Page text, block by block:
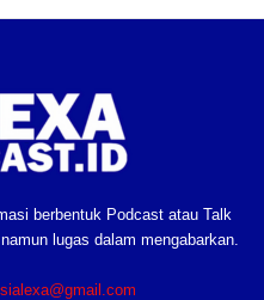
berbentuk Podcast atau Talk
lugas dalam mengabarkan.